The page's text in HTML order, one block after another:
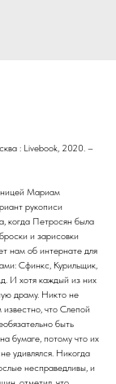
: Livebook, 2020. –
Мариам
рукописи
когда Петросян была
и зарисовки
нам об интернате для
Сфинкс, Курильщик,
И хотя каждый из них
драму. Никто не
что Слепой
быть
бумаге, потому что их
удивлялся. Никогда
несправедливы, и